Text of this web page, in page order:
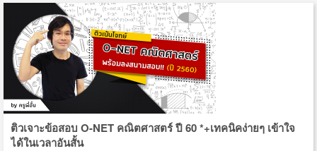
ติวเจาะข้อสอบ O-NET คณิตศาสตร์ ปี 60 *+เทคนิคง่ายๆ เข้าใจ
ได้ในเวลาอันสั้น